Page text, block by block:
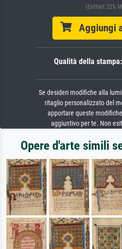
(Enthält 22%
Aggiungi
Qualità della stampa:
Se desideri modifiche alla
ritaglio personalizzato del
apportare queste
aggiuntivo per te. Non
Opere d'arte simili